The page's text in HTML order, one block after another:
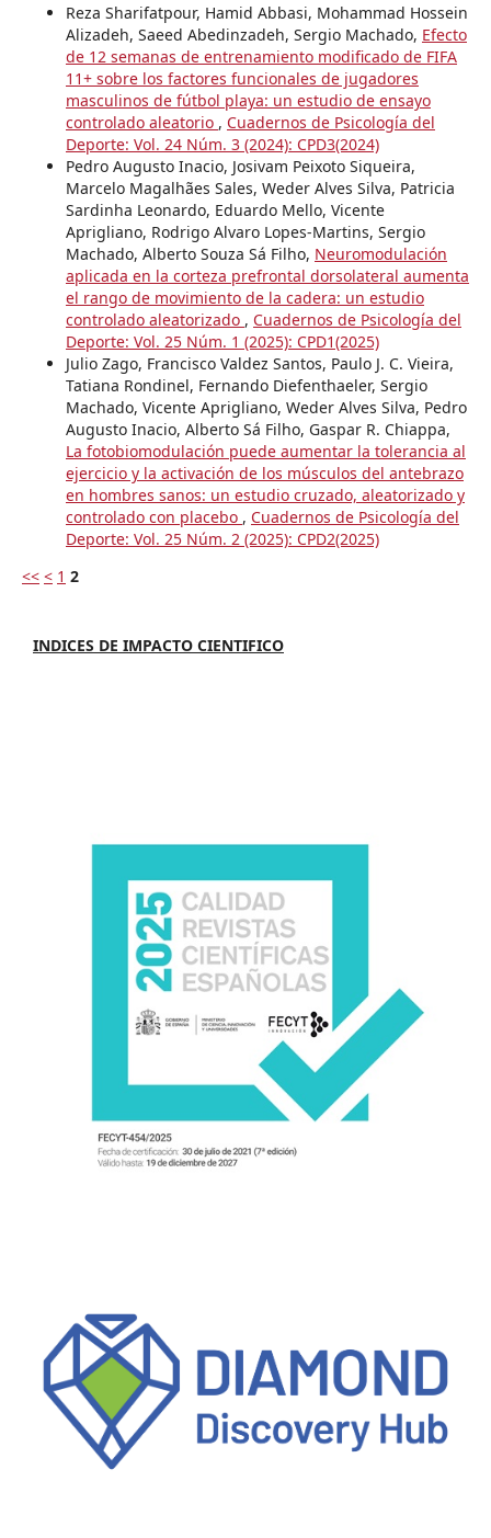
Reza Sharifatpour, Hamid Abbasi, Mohammad Hossein
Alizadeh, Saeed Abedinzadeh, Sergio Machado, Efecto
de 12 semanas de entrenamiento modificado de FIFA
11+ sobre los factores funcionales de jugadores
masculinos de fútbol playa: un estudio de ensayo
controlado aleatorio , Cuadernos de Psicología del
Deporte: Vol. 24 Núm. 3 (2024): CPD3(2024)
Pedro Augusto Inacio, Josivam Peixoto Siqueira,
Marcelo Magalhães Sales, Weder Alves Silva, Patricia
Sardinha Leonardo, Eduardo Mello, Vicente
Aprigliano, Rodrigo Alvaro Lopes-Martins, Sergio
Machado, Alberto Souza Sá Filho, Neuromodulación
aplicada en la corteza prefrontal dorsolateral aumenta
el rango de movimiento de la cadera: un estudio
controlado aleatorizado , Cuadernos de Psicología del
Deporte: Vol. 25 Núm. 1 (2025): CPD1(2025)
Julio Zago, Francisco Valdez Santos, Paulo J. C. Vieira,
Tatiana Rondinel, Fernando Diefenthaeler, Sergio
Machado, Vicente Aprigliano, Weder Alves Silva, Pedro
Augusto Inacio, Alberto Sá Filho, Gaspar R. Chiappa,
La fotobiomodulación puede aumentar la tolerancia al
ejercicio y la activación de los músculos del antebrazo
en hombres sanos: un estudio cruzado, aleatorizado y
controlado con placebo , Cuadernos de Psicología del
Deporte: Vol. 25 Núm. 2 (2025): CPD2(2025)
<< < 1 2
INDICES DE IMPACTO CIENTIFICO